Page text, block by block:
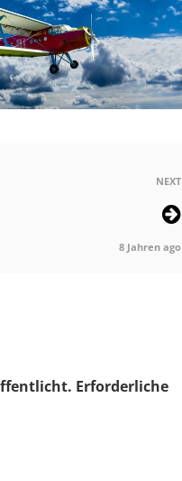
NEXT
8 Jahren ago
Erforderliche